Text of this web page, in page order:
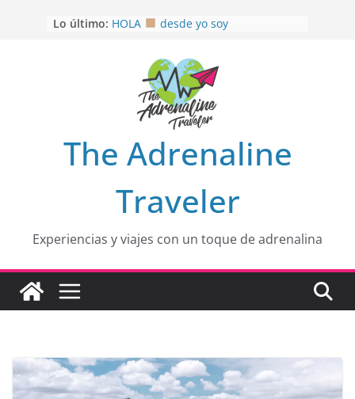
Lo último: OTRA PERSPECTIVA de RÍO EL
Aprovechando que Wen tenía que
EL SENDERO DEL CACAO: Excelente
opción
HOSPEDAJE AL NATURALSHH !!
En
The Adrenaline
Traveler
Experiencias y viajes con un toque de adrenalina